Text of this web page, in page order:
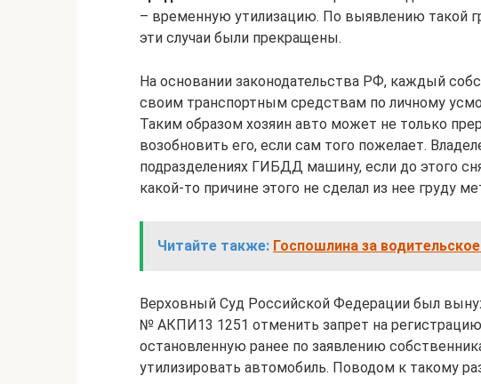
– временную утилизацию. По выявлению такой
эти случаи были прекращены.
На основании законодательства РФ, каждый
своим транспортным средствам по личному
Таким образом хозяин авто может не только
возобновить его, если сам того пожелает.
подразделениях ГИБДД машину, если до этого
какой-то причине этого не сделал из нее груду
Читайте также: Госпошлина за
Верховный Суд Российской Федерации был
№ АКПИ13 1251 отменить запрет на
остановленную ранее по заявлению
утилизировать автомобиль. Поводом к такому